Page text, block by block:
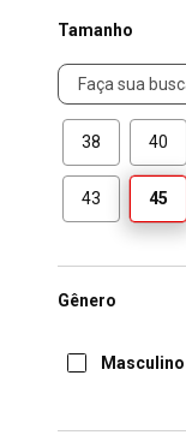
Tamanho
Tamanho
38 40
43 45
Gênero
Masculino